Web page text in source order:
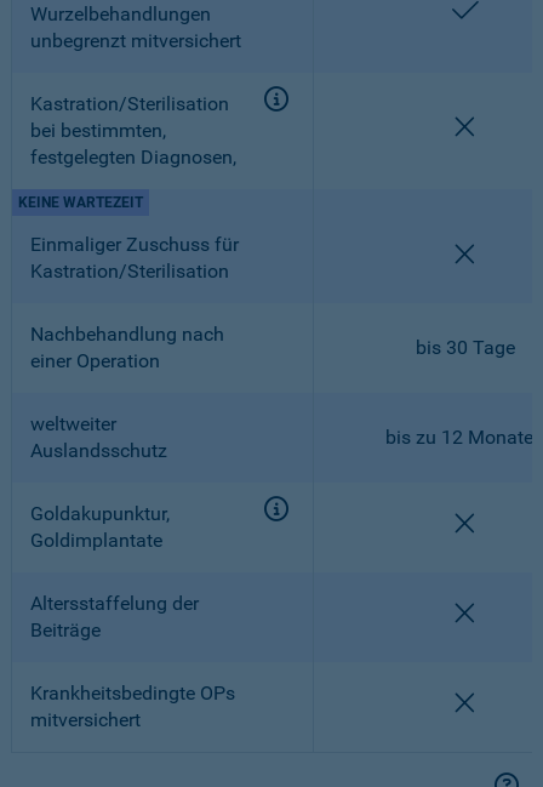
Wurzelbehandlungen
unbegrenzt mitversichert
Kastration/Sterilisation
bei bestimmten,
festgelegten Diagnosen,
Einmaliger Zuschuss für
Kastration/Sterilisation
KEINE WARTEZEIT
Nachbehandlung nach
einer Operation
bis 30 Tage
weltweiter
Auslandsschutz
bis zu 12 Monaten
Goldakupunktur,
Goldimplantate
Altersstaffelung der
Beiträge
Krankheitsbedingte OPs
mitversichert